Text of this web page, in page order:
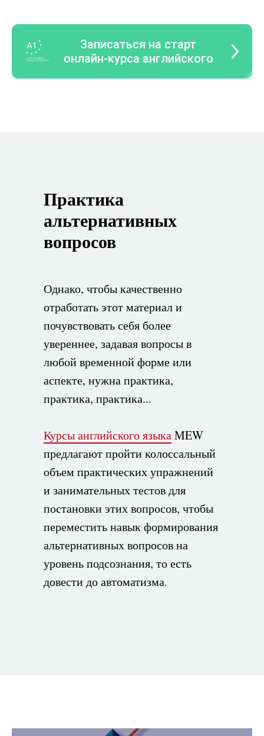
Записаться на старт
онлайн-курса английского
Практика
альтернативных
вопросов
Однако, чтобы качественно
отработать этот материал и
почувствовать себя более
увереннее, задавая вопросы в
любой временной форме или
аспекте, нужна практика,
практика, практика...
Курсы английского языкаMEW
предлагают пройти колоссальный
объем практических упражнений
и занимательных тестов для
постановки этих вопросов, чтобы
переместить навык формирования
альтернативных вопросов на
уровень подсознания, то есть
довести до автоматизма.